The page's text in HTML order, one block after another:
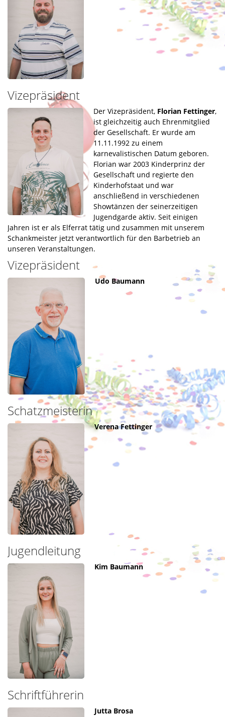
Downloads
Datenschutz
Vizepräsident
Der Vizepräsident, Florian Fettinger,
ist gleichzeitig auch Ehrenmitglied
der Gesellschaft. Er wurde am
11.11.1992 zu einem
karnevalistischen Datum geboren.
Florian war 2003 Kinderprinz der
Gesellschaft und regierte den
Kinderhofstaat und war
anschließend in verschiedenen
Showtänzen der seinerzeitigen
Jugendgarde aktiv. Seit einigen
Jahren ist er als Elferrat tätig und zusammen mit unserem
Schankmeister jetzt verantwortlich für den Barbetrieb an
unseren Veranstaltungen.
Vizepräsident
Udo Baumann
Schatzmeisterin
Verena Fettinger
Jugendleitung
Kim Baumann
Schriftführerin
Jutta Brosa